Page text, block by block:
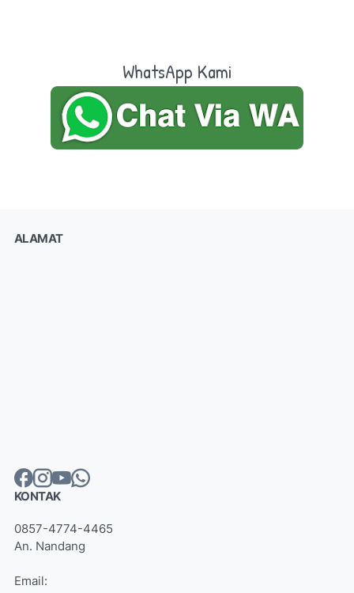
WhatsApp Kami
ALAMAT
KONTAK
0857-4774-4465
An. Nandang
Email: